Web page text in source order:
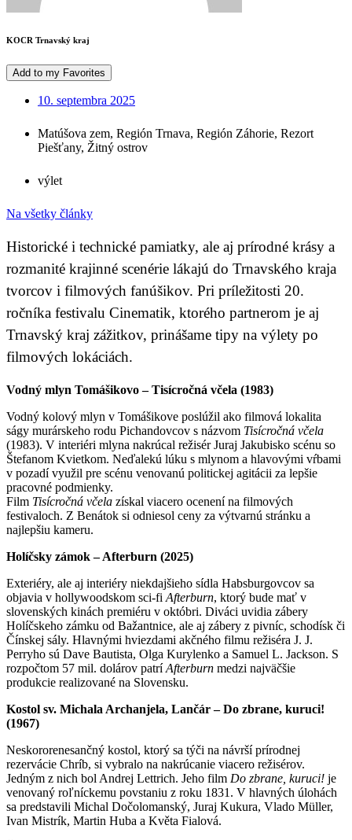
KOCR Trnavský kraj
Add to my Favorites
10. septembra 2025
Matúšova zem, Región Trnava, Región Záhorie, Rezort
Piešťany, Žitný ostrov
výlet
Na všetky články
Historické i technické pamiatky, ale aj prírodné krásy a
rozmanité krajinné scenérie lákajú do Trnavského kraja
tvorcov i filmových fanúšikov. Pri príležitosti 20.
ročníka festivalu Cinematik, ktorého partnerom je aj
Trnavský kraj zážitkov, prinášame tipy na výlety po
filmových lokáciách.
Vodný mlyn Tomášikovo – Tisícročná včela (1983)
Vodný kolový mlyn v Tomášikove poslúžil ako filmová lokalita
ságy murárskeho rodu Pichandovcov s názvom Tisícročná včela
(1983). V interiéri mlyna nakrúcal režisér Juraj Jakubisko scénu so
Štefanom Kvietkom. Neďalekú lúku s mlynom a hlavovými vŕbami
v pozadí využil pre scénu venovanú politickej agitácii za lepšie
pracovné podmienky.
Film Tisícročná včela získal viacero ocenení na filmových
festivaloch. Z Benátok si odniesol ceny za výtvarnú stránku a
najlepšiu kameru.
Holíčsky zámok – Afterburn (2025)
Exteriéry, ale aj interiéry niekdajšieho sídla Habsburgovcov sa
objavia v hollywoodskom sci-fi Afterburn, ktorý bude mať v
slovenských kinách premiéru v októbri. Diváci uvidia zábery
Holíčskeho zámku od Bažantnice, ale aj zábery z pivníc, schodísk či
Čínskej sály. Hlavnými hviezdami akčného filmu režiséra J. J.
Perryho sú Dave Bautista, Olga Kurylenko a Samuel L. Jackson. S
rozpočtom 57 mil. dolárov patríAfterburn medzi najväčšie
produkcie realizované na Slovensku.
Kostol sv. Michala Archanjela, Lančár – Do zbrane, kuruci!
(1967)
Neskororenesančný kostol, ktorý sa týči na návrší prírodnej
rezervácie Chríb, si vybralo na nakrúcanie viacero režisérov.
Jedným z nich bol Andrej Lettrich. Jeho film Do zbrane, kuruci! je
venovaný roľníckemu povstaniu z roku 1831. V hlavných úlohách
sa predstavili Michal Dočolomanský, Juraj Kukura, Vlado Müller,
Ivan Mistrík, Martin Huba a Květa Fialová.